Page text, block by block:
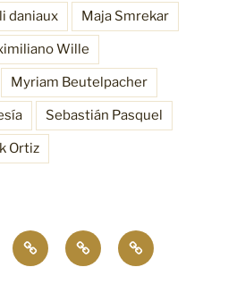
daniaux Maja Smrekar
Wille
Myriam Beutelpacher
Sebastián Pasquel
Ortiz
ProcesosFuncionesResonancia